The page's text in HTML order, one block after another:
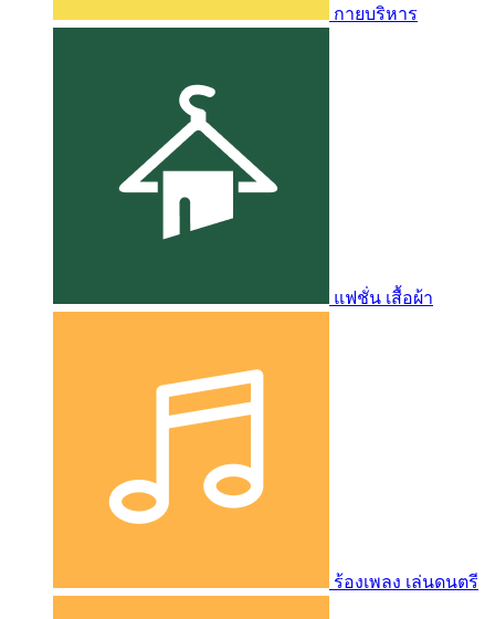
กายบริหาร
แฟชั่น เสื้อผ้า
ร้องเพลง เล่นดนตรี